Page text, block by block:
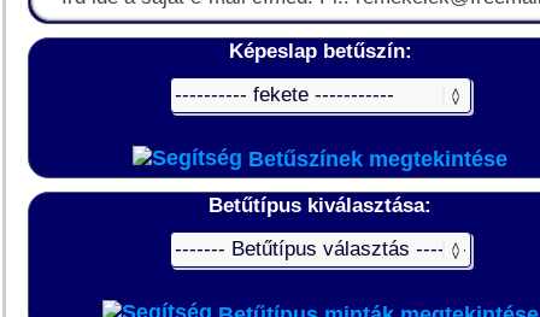
Képeslap betűszín:
Betűszínek megtekintése
Betűtípus kiválasztása: